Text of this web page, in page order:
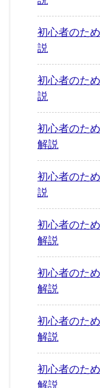
初心者のた
説
初心者のた
説
初心者のた
解説
初心者のた
説
初心者のた
解説
初心者のた
解説
初心者のた
解説
初心者のた
解説